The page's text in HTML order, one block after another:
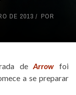
DE 2013
POR
deArrow foi
a se preparar